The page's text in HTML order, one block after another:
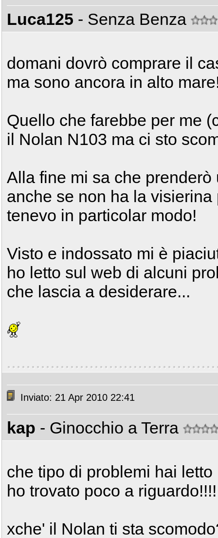
Luca125 - Senza Benza
domani dovrò comprare il
ma sono ancora in alto
Quello che farebbe per me
il Nolan N103 ma ci sto
Alla fine mi sa che
anche se non ha la
tenevo in particolar modo!
Visto e indossato mi è
ho letto sul web di alcuni
che lascia a desiderare...
Inviato: 21 Apr 2010 22:41
kap - Ginocchio a Terra
che tipo di problemi hai
ho trovato poco a riguardo!!!!
xche' il Nolan ti sta